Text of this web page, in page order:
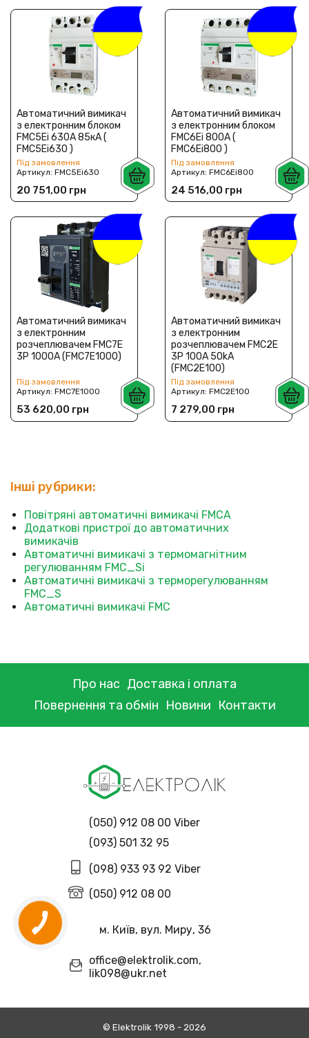
Автоматичний вимикач
з електронним блоком
FMC5Ei 630А 85кА (
FMC5Ei630 )
Під замовлення
Артикул: FMC5Ei630
20 751,00 грн
Автоматичний вимикач
з електронним блоком
FMC6Ei 800А (
FMC6Ei800 )
Під замовлення
Артикул: FMC6Ei800
24 516,00 грн
Автоматичний вимикач
з електронним
розчеплювачем FMC7E
3P 1000A (FMC7E1000)
Під замовлення
Артикул: FMC7E1000
53 620,00 грн
Автоматичний вимикач
з електронним
розчеплювачем FMC2E
3P 100A 50kA
(FMC2E100)
Під замовлення
Артикул: FMC2E100
7 279,00 грн
Інші рубрики:
Повітряні автоматичні вимикачі FMCА
Додаткові пристрої до автоматичних
вимикачів
Автоматичні вимикачі з термомагнітним
регулюванням FMC_Si
Автоматичні вимикачі з терморегулюванням
FMC_S
Автоматичні вимикачі FMC
Про нас Доставка і оплата
Повернення та обмін Новини Контакти
(050) 912 08 00 Viber
(093) 501 32 95
(098) 933 93 92 Viber
(050) 912 08 00
м. Київ, вул. Миру, 36
office@elektrolik.com,
lik098@ukr.net
© Еlektrolik 1998 - 2026